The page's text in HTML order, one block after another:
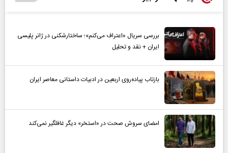
بررسی سریال «اعتراف می‌کنم»؛ ساختارشکنی در ژانر پلیسی
ایران + نقد و تحلیل
بازتاب پیاده‌روی اربعین در ادبیات داستانی معاصر ایران
امضای سروش صحت در «استخر» دیگر غافلگیر نمی‌کند